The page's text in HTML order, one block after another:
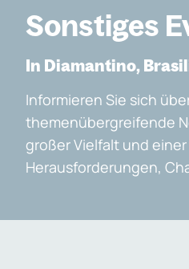
Sonstiges
In Diamantino,
Informieren Sie sich
themenübergreifende
großer Vielfalt und einer
Herausforderungen,